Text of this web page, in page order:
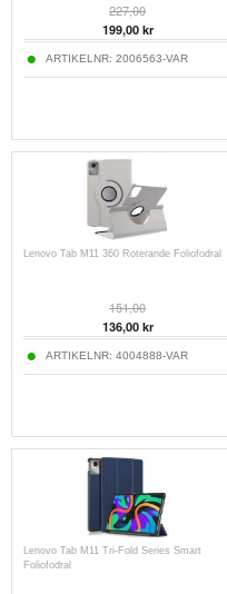
227,00
199,00kr
ARTIKELNR: 2006563-VAR
Lenovo Tab M11 360 Roterande Foliofodral
151,00
136,00kr
ARTIKELNR: 4004888-VAR
Lenovo Tab M11 Tri-Fold Series Smart
Foliofodral